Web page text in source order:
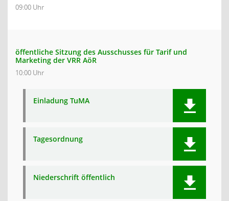
09:00 Uhr
öffentliche Sitzung des Ausschusses für Tarif und
Marketing der VRR AöR
10:00 Uhr
Einladung TuMA
Tagesordnung
Niederschrift öffentlich